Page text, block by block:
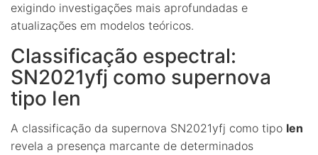
exigindo investigações mais aprofundadas e
atualizações em modelos teóricos.
Classificação espectral:
SN2021yfj como supernova
tipo Ien
A classificação da supernova SN2021yfj como tipo Ien
revela a presença marcante de determinados